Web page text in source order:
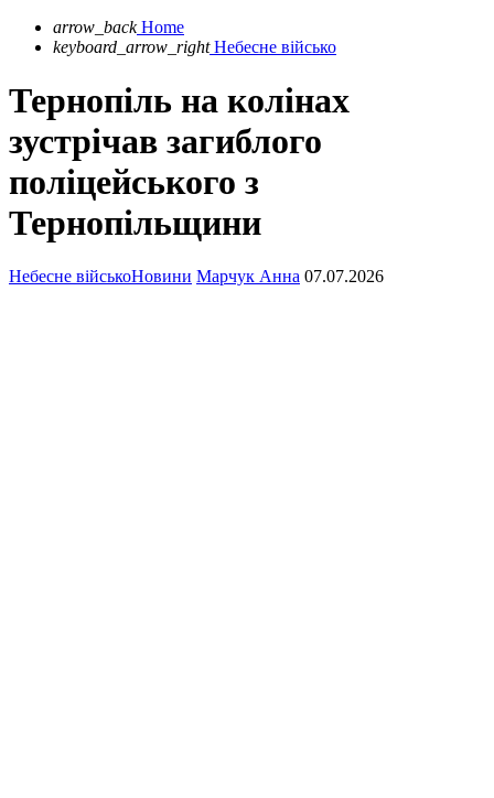
arrow_back Home
keyboard_arrow_right Небесне військо
Тернопіль на колінах
зустрічав загиблого
поліцейського з
Тернопільщини
Небесне військоНовини Марчук Анна 07.07.2026